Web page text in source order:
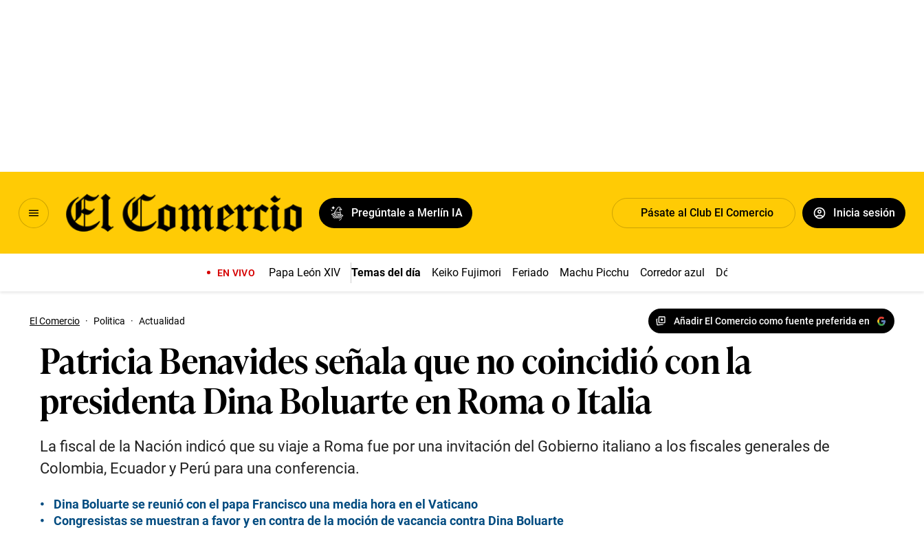
Pregúntale a Merlín IA Pásate al Club El Comercio Inicia sesión
EN VIVO Papa León XIV Temas del día Keiko Fujimori Feriado Machu Picchu Corredor azul Dólar
El Comercio · Politica · Actualidad Añadir El Comercio como fuente preferida en
Patricia Benavides señala que no coincidió con la
presidenta Dina Boluarte en Roma o Italia
La fiscal de la Nación indicó que su viaje a Roma fue por una invitación del Gobierno italiano a los fiscales generales de
Colombia, Ecuador y Perú para una conferencia.
Dina Boluarte se reunió con el papa Francisco una media hora en el Vaticano
Congresistas se muestran a favor y en contra de la moción de vacancia contra Dina Boluarte